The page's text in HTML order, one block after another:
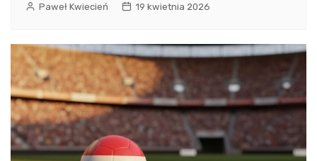
Paweł Kwiecień 19 kwietnia 2026